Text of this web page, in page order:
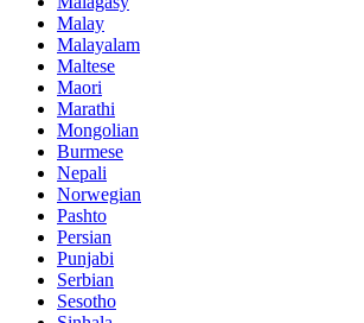
Malay
Malayalam
Maltese
Maori
Marathi
Mongolian
Burmese
Nepali
Norwegian
Pashto
Persian
Punjabi
Serbian
Sesotho